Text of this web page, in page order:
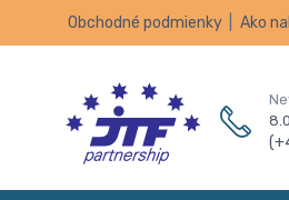
Obchodné podmienky Ako